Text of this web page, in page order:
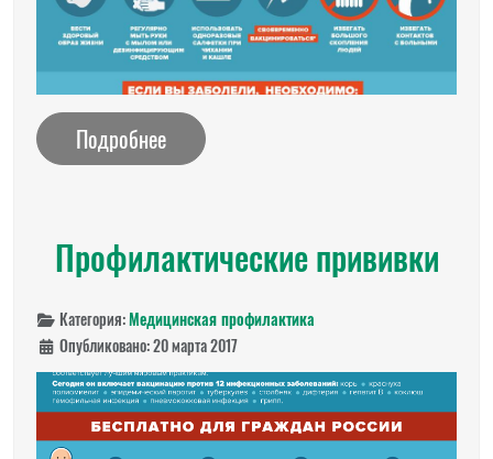
Подробнее
Профилактические прививки
Категория:Медицинская профилактика
Опубликовано: 20 марта 2017